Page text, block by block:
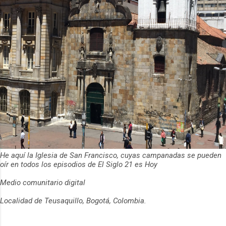
He aquí la Iglesia de San Francisco, cuyas campanadas se pueden
oír en todos los episodios de El Siglo 21 es Hoy
Medio comunitario digital
Localidad de Teusaquillo, Bogotá, Colombia.